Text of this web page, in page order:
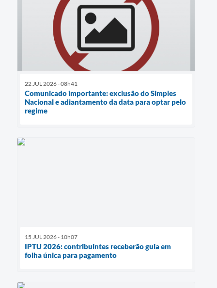
22 JUL 2026 - 08h41
Comunicado importante: exclusão do Simples
Nacional e adiantamento da data para optar pelo
regime
15 JUL 2026 - 10h07
IPTU 2026: contribuintes receberão guia em
folha única para pagamento